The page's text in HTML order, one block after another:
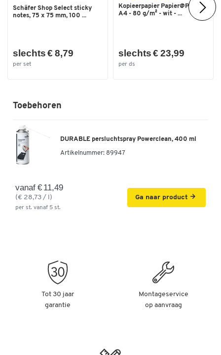
Schäfer Shop Select sticky
notes, 75 x 75 mm, 100 ...
slechts € 8,79
per set
Kopieerpapier Papier@Print -
A4 - 80 g/m² - wit - ...
slechts € 23,99
per ds
Toebehoren
DURABLE persluchtspray Powerclean, 400 ml
Artikelnummer: 89947
vanaf € 11,49
(€ 28,73 / l)
per st. vanaf 5 st.
Ga naar product
Tot 30 jaar
garantie
Montageservice
op aanvraag